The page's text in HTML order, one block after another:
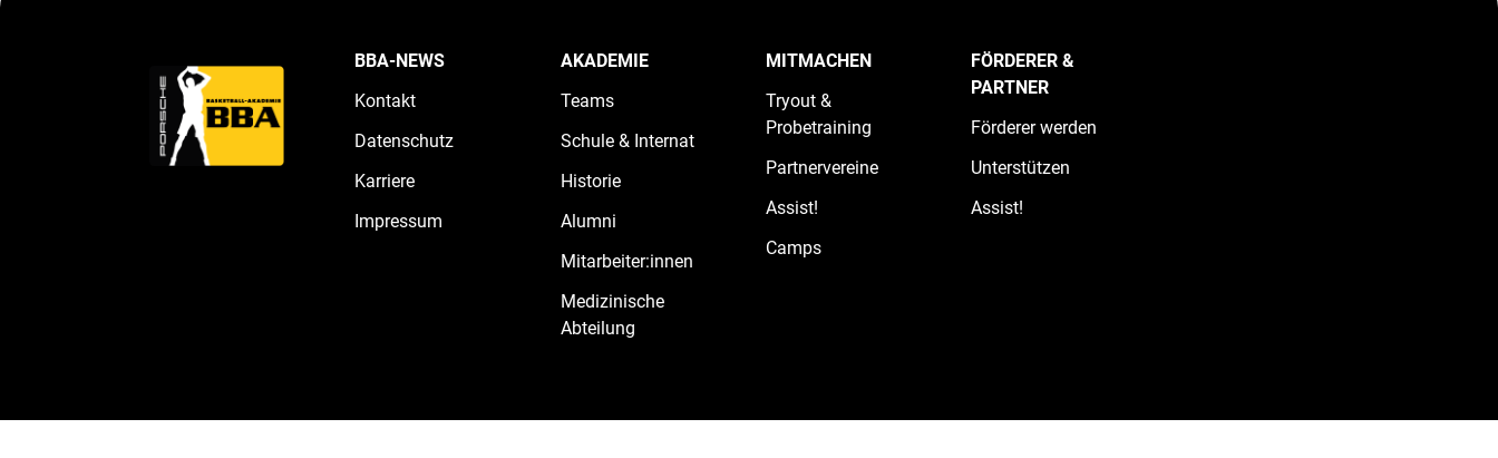
BBA-NEWS
Kontakt
Datenschutz
Karriere
Impressum
AKADEMIE
Teams
Schule & Internat
Historie
Alumni
Mitarbeiter:innen
Medizinische
Abteilung
MITMACHEN
Tryout &
Probetraining
Partnervereine
Assist!
Camps
FÖRDERER &
PARTNER
Förderer werden
Unterstützen
Assist!